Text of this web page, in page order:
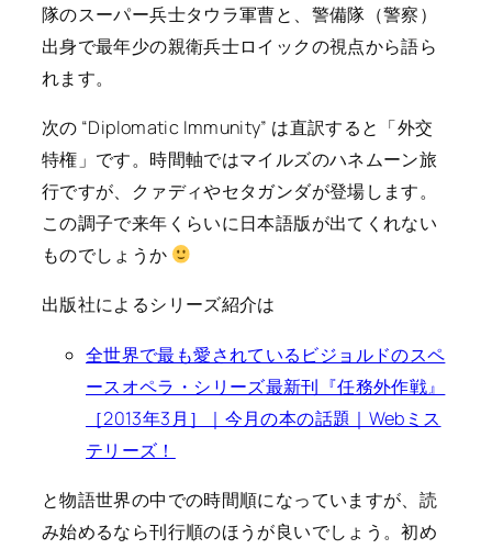
隊のスーパー兵士タウラ軍曹と、警備隊（警察）
出身で最年少の親衛兵士ロイックの視点から語ら
れます。
次の “Diplomatic Immunity” は直訳すると「外交
特権」です。時間軸ではマイルズのハネムーン旅
行ですが、クァディやセタガンダが登場します。
この調子で来年くらいに日本語版が出てくれない
ものでしょうか
出版社によるシリーズ紹介は
全世界で最も愛されているビジョルドのスペ
ースオペラ・シリーズ最新刊『任務外作戦』
［2013年3月］｜今月の本の話題｜Webミス
テリーズ！
と物語世界の中での時間順になっていますが、読
み始めるなら刊行順のほうが良いでしょう。初め